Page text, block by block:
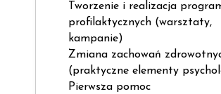
Tworzenie i realizacja
profilaktycznych (warsztaty,
kampanie)
Zmiana zachowań
(praktyczne elementy
Pierwsza pomoc